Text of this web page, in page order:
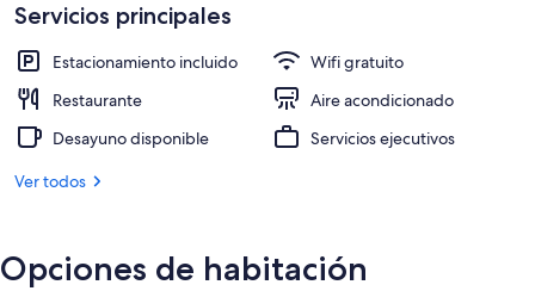
Restaurante
Servicios principales
Estacionamiento incluido
Wifi gratuito
Restaurante
Aire acondicionado
Desayuno disponible
Servicios ejecutivos
Ver todos
Opciones de habitación